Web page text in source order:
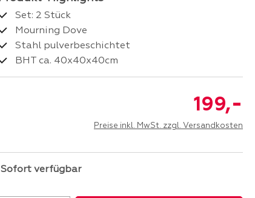
Set: 2 Stück
Mourning Dove
Stahl pulverbeschichtet
BHT ca. 40x40x40cm
199,-
Preise inkl. MwSt. zzgl. Versandkosten
Sofort verfügbar